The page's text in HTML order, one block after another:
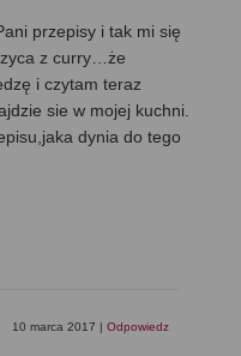
przepisy i tak mi się
z curry…że
i czytam teraz
sie w mojej kuchni.
dynia do tego
10 marca 2017 | Odpowiedz